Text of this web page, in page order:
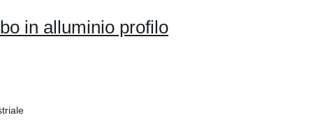
in alluminio profilo